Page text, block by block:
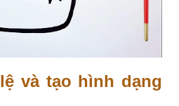
và tạo hình dạng